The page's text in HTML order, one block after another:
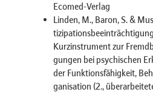
Ecomed-Verlag
Linden, M., Baron, S. &
Kurzinstrument zur
gungen bei psychischen
der Funktionsfähigkeit,
ganisation (2.,